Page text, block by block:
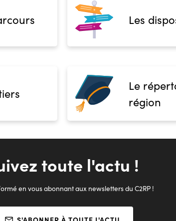
Les
Le
région
toute l'actu !
en vous abonnant aux newsletters du C2RP !